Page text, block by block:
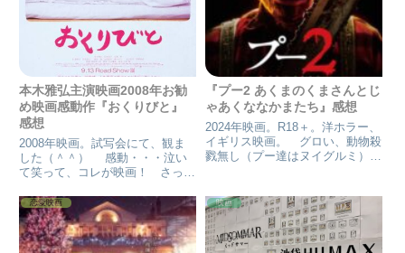
本木雅弘主演映画2008年お勧
め映画感動作『おくりびと』
感想
2008年映画。試写会にて、観ま
した（＾＾） 感動・・・泣い
て笑って、コレが映画！ さっす
りになっただけある。 もっくん
が、演技上手いのは、初めから知
っていたけど、うん、今回は、非
凡な役だけど、フツ～の人を、...
『プー2 あくまのくまさんとじ
ゃあくななかまたち』感想
2024年映画。R18＋。洋ホラー、
イギリス映画。 グロい、動物殺
戮無し（プー達はヌイグルミ）、
会員なら最大P4倍】プー2 あく
まのくまさんとじゃあくななかま
たち 【Blu-...
恋愛映画 映画